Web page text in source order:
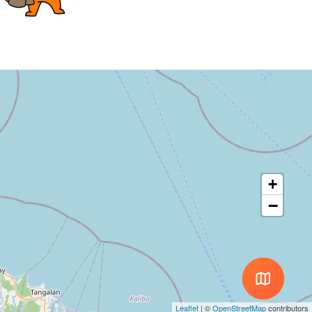
+
−
Leaflet | ©OpenStreetMapcontributors